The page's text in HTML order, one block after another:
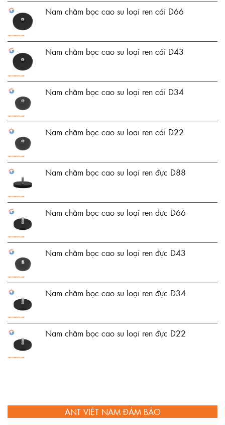
Nam châm bọc cao su loại ren cái D66
Nam châm bọc cao su loại ren cái D43
Nam châm bọc cao su loại ren cái D34
Nam châm bọc cao su loai ren cái D22
Nam châm bọc cao su loại ren đực D88
Nam châm bọc cao su loại ren đực D66
Nam châm bọc cao su loại ren đực D43
Nam châm bọc cao su loại ren đực D34
Nam châm bọc cao su loại ren đực D22
ANT VIỆT NAM ĐẢM BẢO